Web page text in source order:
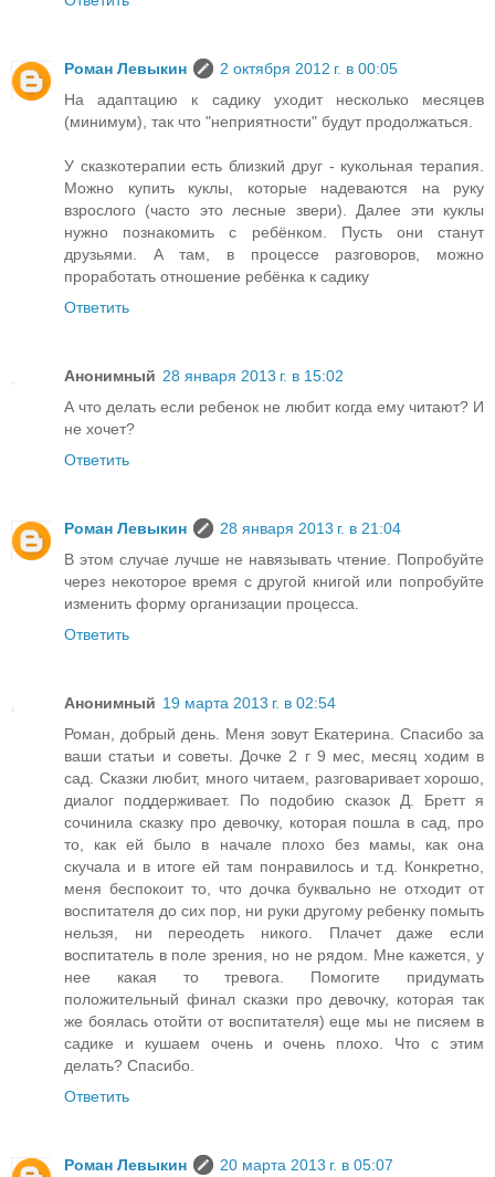
Роман Левыкин
2 октября 2012 г. в 00:05
На адаптацию к садику уходит несколько месяцев
(минимум), так что "неприятности" будут продолжаться.
У сказкотерапии есть близкий друг - кукольная терапия.
Можно купить куклы, которые надеваются на руку
взрослого (часто это лесные звери). Далее эти куклы
нужно познакомить с ребёнком. Пусть они станут
друзьями. А там, в процессе разговоров, можно
проработать отношение ребёнка к садику
Ответить
Анонимный 28 января 2013 г. в 15:02
А что делать если ребенок не любит когда ему читают? И
не хочет?
Ответить
Роман Левыкин
28 января 2013 г. в 21:04
В этом случае лучше не навязывать чтение. Попробуйте
через некоторое время с другой книгой или попробуйте
изменить форму организации процесса.
Ответить
Анонимный 19 марта 2013 г. в 02:54
Роман, добрый день. Меня зовут Екатерина. Спасибо за
ваши статьи и советы. Дочке 2 г 9 мес, месяц ходим в
сад. Сказки любит, много читаем, разговаривает хорошо,
диалог поддерживает. По подобию сказок Д. Бретт я
сочинила сказку про девочку, которая пошла в сад, про
то, как ей было в начале плохо без мамы, как она
скучала и в итоге ей там понравилось и т.д. Конкретно,
меня беспокоит то, что дочка буквально не отходит от
воспитателя до сих пор, ни руки другому ребенку помыть
нельзя, ни переодеть никого. Плачет даже если
воспитатель в поле зрения, но не рядом. Мне кажется, у
нее какая то тревога. Помогите придумать
положительный финал сказки про девочку, которая так
же боялась отойти от воспитателя) еще мы не писяем в
садике и кушаем очень и очень плохо. Что с этим
делать? Спасибо.
Ответить
Роман Левыкин 20 марта 2013 г. в 05:07